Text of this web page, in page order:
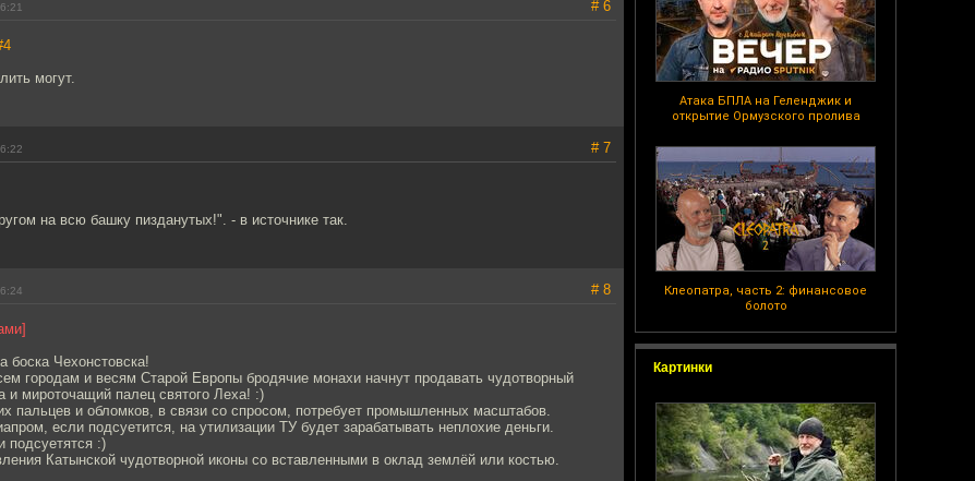
Атака БПЛА на Геленджик и
открытие Ормузского пролива
Клеопатра, часть 2: финансовое
болото
Картинки
# 6
могут.
# 7
на всю башку пизданутых!". - в источнике так.
# 8
боска Чехонстовска!
городам и весям Старой Европы бродячие монахи начнут продавать чудотворный
и мироточащий палец святого Леха! :)
пальцев и обломков, в связи со спросом, потребует промышленных масштабов.
если подсуетится, на утилизации ТУ будет зарабатывать неплохие деньги.
подсуетятся :)
Катынской чудотворной иконы со вставленными в оклад землёй или костью.